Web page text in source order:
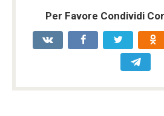
Per Favore Condividi